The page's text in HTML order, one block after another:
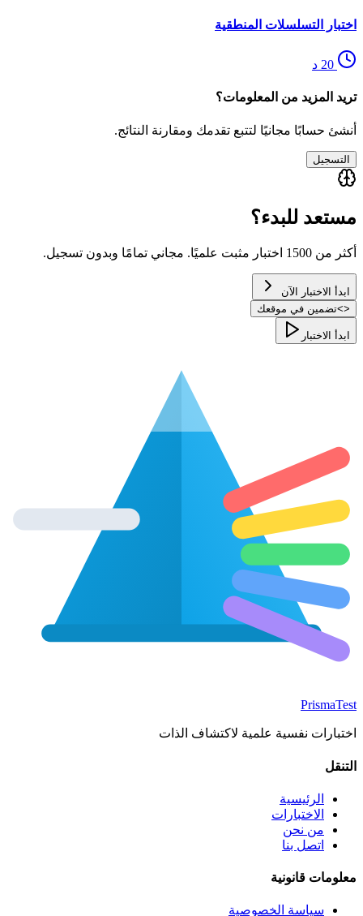
اختبار التسلسلات المنطقية
20 د
تريد المزيد من المعلومات؟
أنشئ حسابًا مجانيًا لتتبع تقدمك ومقارنة النتائج.
التسجيل
مستعد للبدء؟
أكثر من 1500 اختبار مثبت علميًا. مجاني تمامًا وبدون تسجيل.
ابدأ الاختبار الآن
<
>تضمين في موقعك
ابدأ الاختبار
PrismaTest
اختبارات نفسية علمية لاكتشاف الذات
التنقل
الرئيسية
الاختبارات
من نحن
اتصل بنا
معلومات قانونية
سياسة الخصوصية